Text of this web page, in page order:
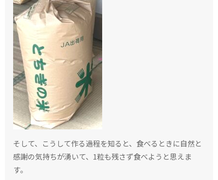
そして、こうして作る過程を知ると、食べるときに自然と
感謝の気持ちが湧いて、1粒も残さず食べようと思えま
す。